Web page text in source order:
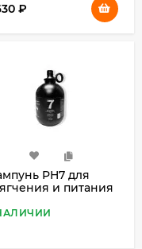
₽
PH7 для
и питания